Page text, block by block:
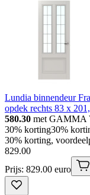
Lundia binnendeur
opdek rechts 83 x
580.30 met GAMMA
30% korting30%
30% korting,
829.00
Prijs: 829.00 euro